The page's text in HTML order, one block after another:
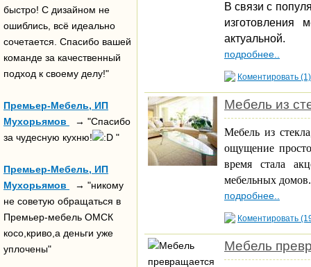
быстро! С дизайном не
ошиблись, всё идеально
сочетается. Спасибо вашей
команде за качественный
подход к своему делу!"
Премьер-Мебель, ИП
Мухорьямов
→ "Спасибо
за чудесную кухню!
"
Премьер-Мебель, ИП
Мухорьямов
→ "никому
не советую обращаться в
Премьер-мебель ОМСК
косо,криво,а деньги уже
уплочены"
В связи с
изготовления
актуальной.
подробнее..
Коментировать (1)
Мебель из
Мебель из
ощущение
время стала
мебельных домов.
подробнее..
Коментировать
Мебель